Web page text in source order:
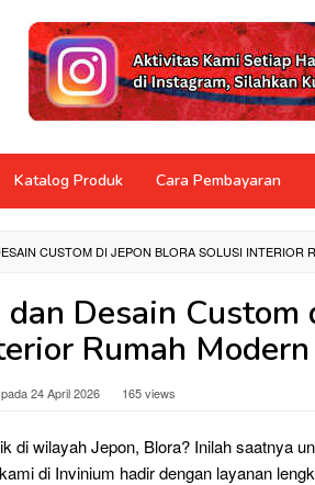
Katalog Produk Cara Pembayaran
CUSTOM DI JEPON BLORA SOLUSI INTERIOR
Desain Custom
Rumah Modern
24 April 2026 165 views
di wilayah Jepon, Blora? Inilah saatnya
di Invinium hadir dengan layanan